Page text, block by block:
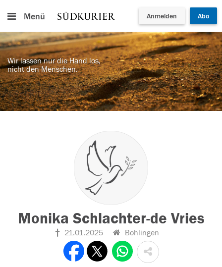
Menü Anmelden Abo
Wir lassen nur die Hand los,
nicht den Menschen.
Monika Schlachter-de Vries
21.01.2025 Bohlingen